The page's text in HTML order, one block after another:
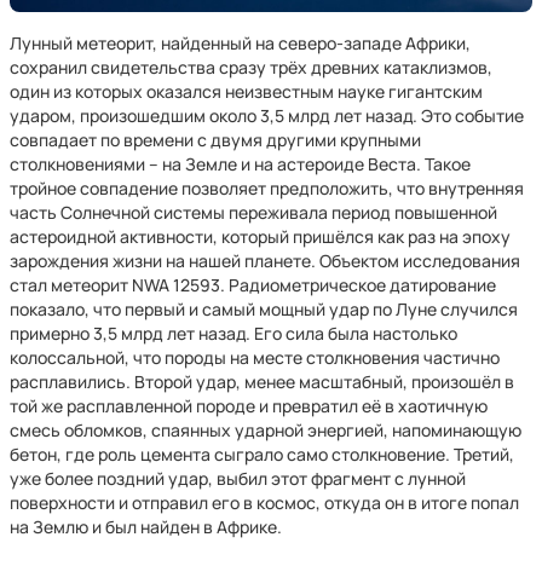
Лунный метеорит, найденный на северо-западе Африки,
сохранил свидетельства сразу трёх древних катаклизмов,
один из которых оказался неизвестным науке гигантским
ударом, произошедшим около 3,5 млрд лет назад. Это событие
совпадает по времени с двумя другими крупными
столкновениями – на Земле и на астероиде Веста. Такое
тройное совпадение позволяет предположить, что внутренняя
часть Солнечной системы переживала период повышенной
астероидной активности, который пришёлся как раз на эпоху
зарождения жизни на нашей планете. Объектом исследования
стал метеорит NWA 12593. Радиометрическое датирование
показало, что первый и самый мощный удар по Луне случился
примерно 3,5 млрд лет назад. Его сила была настолько
колоссальной, что породы на месте столкновения частично
расплавились. Второй удар, менее масштабный, произошёл в
той же расплавленной породе и превратил её в хаотичную
смесь обломков, спаянных ударной энергией, напоминающую
бетон, где роль цемента сыграло само столкновение. Третий,
уже более поздний удар, выбил этот фрагмент с лунной
поверхности и отправил его в космос, откуда он в итоге попал
на Землю и был найден в Африке.